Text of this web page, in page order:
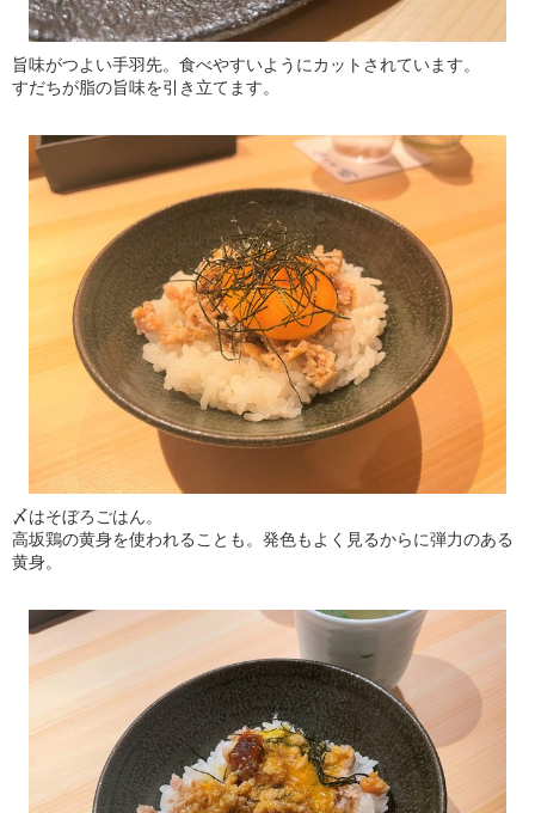
旨味がつよい手羽先。食べやすいようにカットされています。
すだちが脂の旨味を引き立てます。
〆はそぼろごはん。
高坂鶏の黄身を使われることも。発色もよく見るからに弾力のある
黄身。